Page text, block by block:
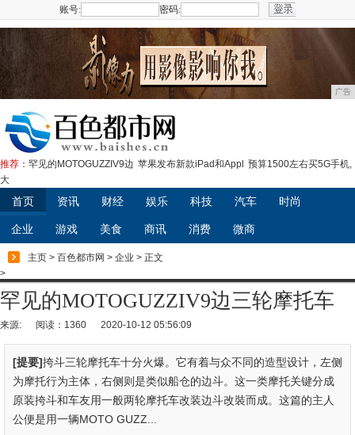
账号: 密码:
广告
推荐： 罕见的MOTOGUZZIV9边 苹果发布新款iPad和Appl 预算1500左右买5G手机,
大
首页 资讯 财经 娱乐 科技 汽车 时尚
企业 游戏 美食 商讯 消费 微商
主页 > 百色都市网 > 企业 > 正文
>
罕见的MOTOGUZZIV9边三轮摩托车
来源: 阅读：1360 2020-10-12 05:56:09
[提要]挎斗三轮摩托车十分火爆。它有着与众不同的造型设计，左侧
为摩托行为主体，右侧则是类似船仓的边斗。这一类摩托关键分成
原装挎斗和车友用一般两轮摩托车改装边斗改裝而成。这篇的主人
公便是用一辆MOTO GUZZ...